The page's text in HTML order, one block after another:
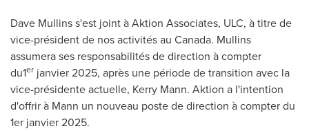
Dave Mullins s'est joint à Aktion Associates, ULC, à titre de
vice-président de nos activités au Canada. Mullins
assumera ses responsabilités de direction à compter
du1er janvier 2025, après une période de transition avec la
vice-présidente actuelle, Kerry Mann. Aktion a l'intention
d'offrir à Mann un nouveau poste de direction à compter du
1er janvier 2025.